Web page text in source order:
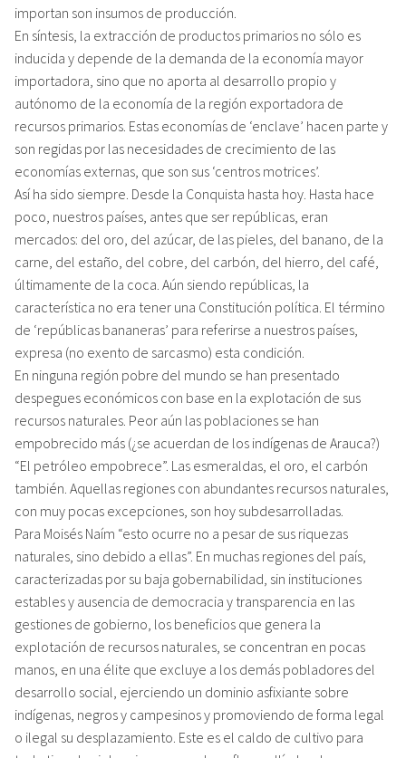
importan son insumos de producción.
En síntesis, la extracción de productos primarios no sólo es
inducida y depende de la demanda de la economía mayor
importadora, sino que no aporta al desarrollo propio y
autónomo de la economía de la región exportadora de
recursos primarios. Estas economías de ‘enclave’ hacen parte y
son regidas por las necesidades de crecimiento de las
economías externas, que son sus ‘centros motrices’.
Así ha sido siempre. Desde la Conquista hasta hoy. Hasta hace
poco, nuestros países, antes que ser repúblicas, eran
mercados: del oro, del azúcar, de las pieles, del banano, de la
carne, del estaño, del cobre, del carbón, del hierro, del café,
últimamente de la coca. Aún siendo repúblicas, la
característica no era tener una Constitución política. El término
de ‘repúblicas bananeras’ para referirse a nuestros países,
expresa (no exento de sarcasmo) esta condición.
En ninguna región pobre del mundo se han presentado
despegues económicos con base en la explotación de sus
recursos naturales. Peor aún las poblaciones se han
empobrecido más (¿se acuerdan de los indígenas de Arauca?)
“El petróleo empobrece”. Las esmeraldas, el oro, el carbón
también. Aquellas regiones con abundantes recursos naturales,
con muy pocas excepciones, son hoy subdesarrolladas.
Para Moisés Naím “esto ocurre no a pesar de sus riquezas
naturales, sino debido a ellas”. En muchas regiones del país,
caracterizadas por su baja gobernabilidad, sin instituciones
estables y ausencia de democracia y transparencia en las
gestiones de gobierno, los beneficios que genera la
explotación de recursos naturales, se concentran en pocas
manos, en una élite que excluye a los demás pobladores del
desarrollo social, ejerciendo un dominio asfixiante sobre
indígenas, negros y campesinos y promoviendo de forma legal
o ilegal su desplazamiento. Este es el caldo de cultivo para